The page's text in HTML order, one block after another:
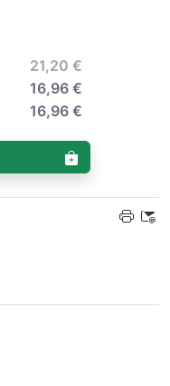
21,20 €
16,96 €
16,96 €